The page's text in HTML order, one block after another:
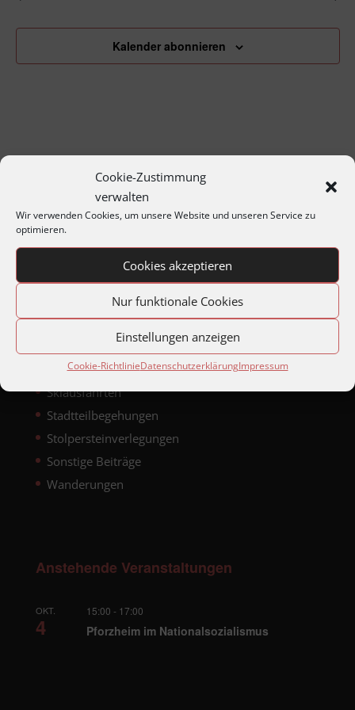
Cookie-Zustimmung
verwalten
Wir verwenden Cookies, um unsere Website und unseren Service zu
optimieren.
Cookies akzeptieren
Nur funktionale Cookies
Einstellungen anzeigen
Cookie-RichtlinieDatenschutzerklärungImpressum
Kalender abonnieren
Archiv
Jahreshauptversammlungen
Matineen und Soireen
Montagabend im Archiv
Reisen
Skiausfahrten
Stadtteilbegehungen
Stolpersteinverlegungen
Sonstige Beiträge
Wanderungen
Anstehende Veranstaltungen
OKT.
4
15:00 - 17:00
Pforzheim im Nationalsozialismus